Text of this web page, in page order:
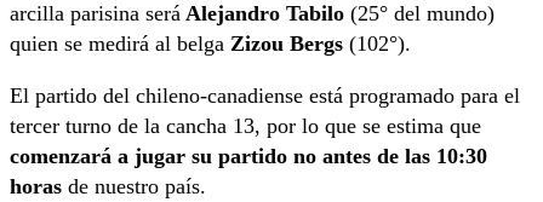
arcilla parisina será Alejandro Tabilo (25° del mundo)
quien se medirá al belga Zizou Bergs (102°).
El partido del chileno-canadiense está programado para el
tercer turno de la cancha 13, por lo que se estima que
comenzará a jugar su partido no antes de las 10:30
horas de nuestro país.